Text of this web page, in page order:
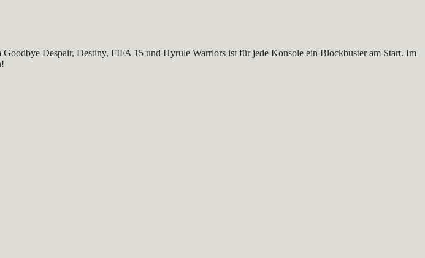
Despair, Destiny, FIFA 15 und Hyrule Warriors ist für jede Konsole ein Blockbuster am Start. Im